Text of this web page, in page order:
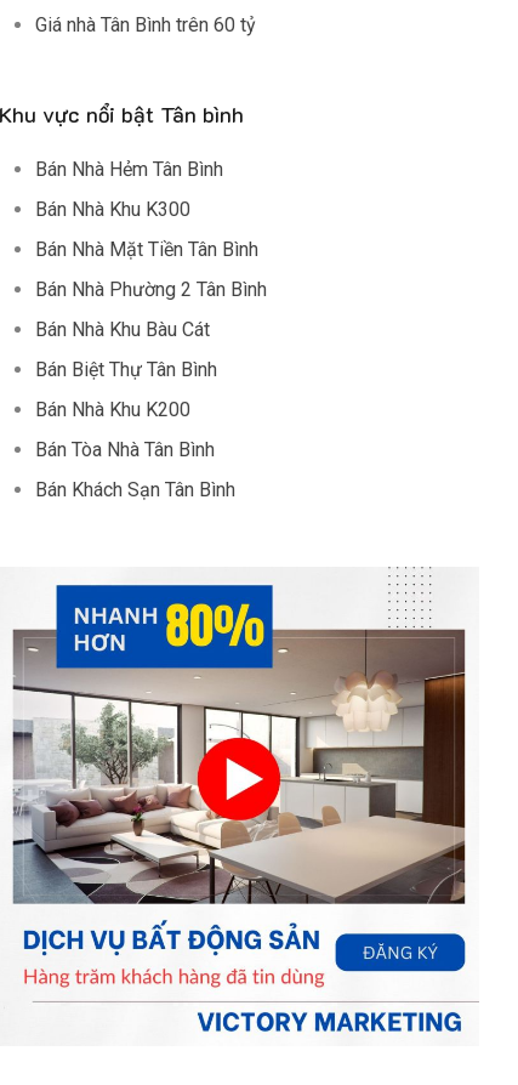
Giá nhà Tân Bình trên 60 tỷ
Khu vực nổi bật Tân bình
Bán Nhà Hẻm Tân Bình
Bán Nhà Khu K300
Bán Nhà Mặt Tiền Tân Bình
Bán Nhà Phường 2 Tân Bình
Bán Nhà Khu Bàu Cát
Bán Biệt Thự Tân Bình
Bán Nhà Khu K200
Bán Tòa Nhà Tân Bình
Bán Khách Sạn Tân Bình